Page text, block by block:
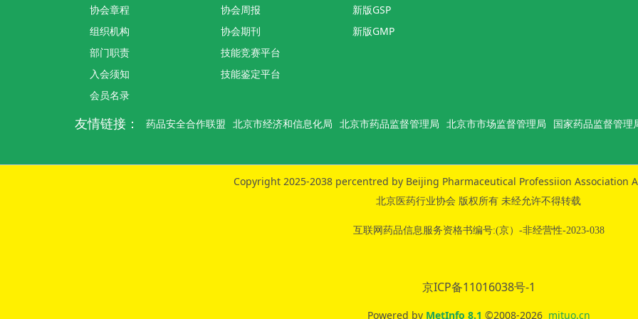
协会章程
组织机构
部门职责
入会须知
会员名录
协会周报
协会期刊
技能竞赛平台
技能鉴定平台
新版GSP
新版GMP
友情链接： 药品安全合作联盟 北京市经济和信息化局 北京市药品监督管理局 北京市市场监督管理局 国家药品监督管理
Copyright 2025-2038 percentred by Beijing Pharmaceutical Professiion Association
北京医药行业协会 版权所有 未经允许不得转载
互联网药品信息服务资格书编号:(京）-非经营性-2023-038
京ICP备11016038号-1
Powered by MetInfo 8.1 ©2008-2026 mituo.cn